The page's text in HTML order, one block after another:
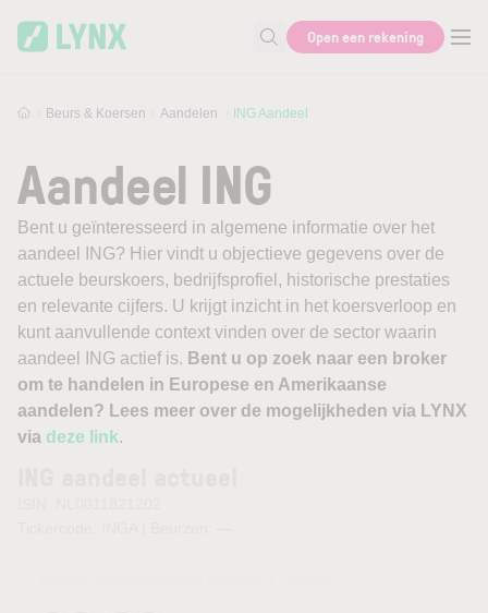
Zoek naar informatie
Open een rekening
Beurs & Koersen Aandelen ING Aandeel
Aandeel ING
Bent u geïnteresseerd in algemene informatie over het
aandeel ING? Hier vindt u objectieve gegevens over de
actuele beurskoers, bedrijfsprofiel, historische prestaties
en relevante cijfers. U krijgt inzicht in het koersverloop en
kunt aanvullende context vinden over de sector waarin
aandeel ING actief is. Bent u op zoek naar een broker
om te handelen in Europese en Amerikaanse
aandelen? Lees meer over de mogelijkheden via LYNX
via deze link.